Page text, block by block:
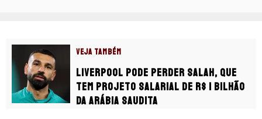
VEJA TAMBÉM
Liverpool pode perder Salah, que
tem projeto salarial de R$ 1 bilhão
da Arábia Saudita